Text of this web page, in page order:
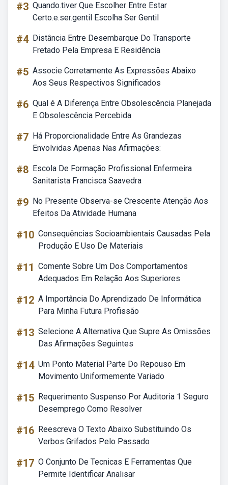
#3 Quando.tiver Que Escolher Entre Estar
Certo.e.ser.gentil Escolha Ser Gentil
#4 Distância Entre Desembarque Do Transporte
Fretado Pela Empresa E Residência
#5 Associe Corretamente As Expressões Abaixo
Aos Seus Respectivos Significados
#6 Qual é A Diferença Entre Obsolescência Planejada
E Obsolescência Percebida
#7 Há Proporcionalidade Entre As Grandezas
Envolvidas Apenas Nas Afirmações:
#8 Escola De Formação Profissional Enfermeira
Sanitarista Francisca Saavedra
#9 No Presente Observa-se Crescente Atenção Aos
Efeitos Da Atividade Humana
#10 Consequências Socioambientais Causadas Pela
Produção E Uso De Materiais
#11 Comente Sobre Um Dos Comportamentos
Adequados Em Relação Aos Superiores
#12 A Importância Do Aprendizado De Informática
Para Minha Futura Profissão
#13 Selecione A Alternativa Que Supre As Omissões
Das Afirmações Seguintes
#14 Um Ponto Material Parte Do Repouso Em
Movimento Uniformemente Variado
#15 Requerimento Suspenso Por Auditoria 1 Seguro
Desemprego Como Resolver
#16 Reescreva O Texto Abaixo Substituindo Os
Verbos Grifados Pelo Passado
#17 O Conjunto De Tecnicas E Ferramentas Que
Permite Identificar Analisar